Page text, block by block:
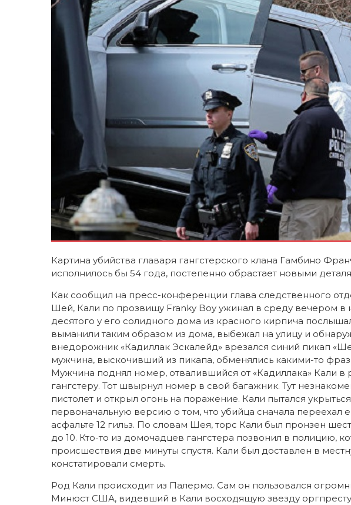
Картина убийства главаря гангстерского клана Гамбино
исполнилось бы 54 года, постепенно обрастает новыми
Как сообщил на пресс-конференции глава следственного
Шей, Кали по прозвищу Franky Boy ужинал в среду вечером в
десятого у его солидного дома из красного кирпича
выманили таким образом из дома, выбежал на улицу и
внедорожник «Кадиллак Эскалейд» врезался синий пикап
мужчина, выскочивший из пикапа, обменялись какими-то
Мужчина поднял номер, отвалившийся от «Кадиллака» Кали в
гангстеру. Тот швырнул номер в свой багажник. Тут
пистолет и открыл огонь на поражение. Кали пытался
первоначальную версию о том, что убийца сначала переехал
асфальте 12 гильз. По словам Шея, торс Кали был пронзен
до 10. Кто-то из домочадцев гангстера позвонил в полицию,
происшествия две минуты спустя. Кали был доставлен в
констатировали смерть.
Род Кали происходит из Палермо. Сам он пользовался
Минюст США, видевший в Кали восходящую звезду